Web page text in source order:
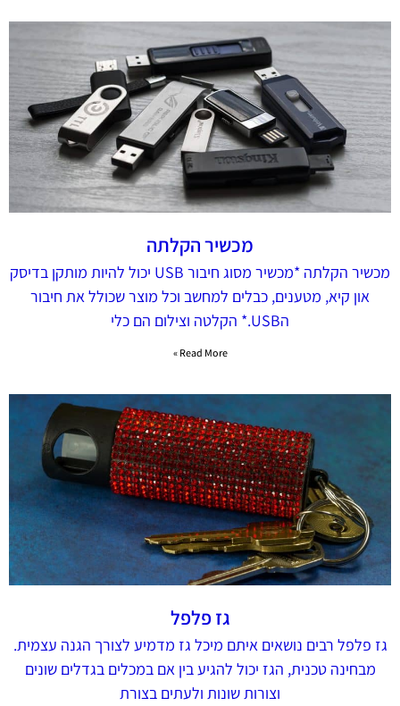
מכשיר הקלתה
מכשיר הקלתה *מכשיר מסוג חיבור USB יכול להיות מותקן בדיסק
און קיא, מטענים, כבלים למחשב וכל מוצר שכולל את חיבור
הUSB.* הקלטה וצילום הם כלי
Read More »
גז פלפל
גז פלפל רבים נושאים איתם מיכל גז מדמיע לצורך הגנה עצמית.
מבחינה טכנית, הגז יכול להגיע בין אם במכלים בגדלים שונים
וצורות שונות ולעתים בצורת